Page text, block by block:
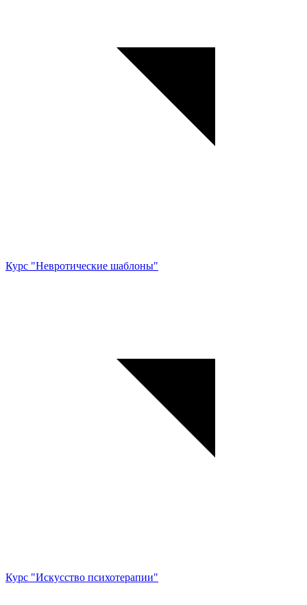
Курс "Невротические шаблоны"
Курс "Искусство психотерапии"